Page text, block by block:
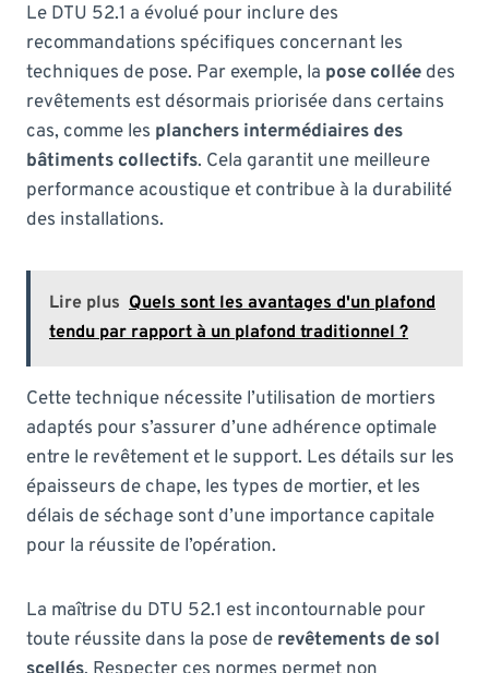
Le DTU 52.1 a évolué pour inclure des
recommandations spécifiques concernant les
techniques de pose. Par exemple, la pose collée des
revêtements est désormais priorisée dans certains
cas, comme les planchers intermédiaires des
bâtiments collectifs. Cela garantit une meilleure
performance acoustique et contribue à la durabilité
des installations.
Lire plus Quels sont les avantages d'un plafond
tendu par rapport à un plafond traditionnel ?
Cette technique nécessite l’utilisation de mortiers
adaptés pour s’assurer d’une adhérence optimale
entre le revêtement et le support. Les détails sur les
épaisseurs de chape, les types de mortier, et les
délais de séchage sont d’une importance capitale
pour la réussite de l’opération.
La maîtrise du DTU 52.1 est incontournable pour
toute réussite dans la pose de revêtements de sol